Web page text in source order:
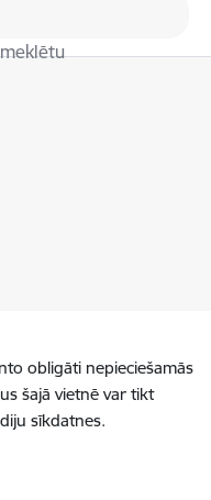
obligāti nepieciešamās
šajā vietnē var tikt
sīkdatnes.